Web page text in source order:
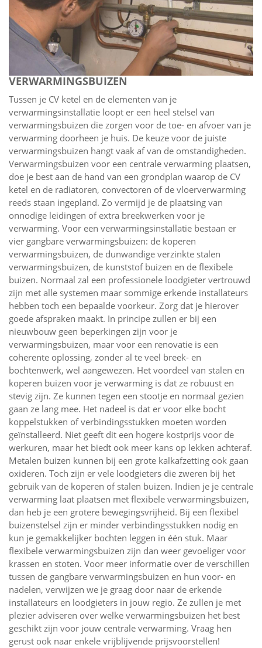
VERWARMINGSBUIZEN
Tussen je CV ketel en de elementen van je
verwarmingsinstallatie loopt er een heel stelsel van
verwarmingsbuizen die zorgen voor de toe- en afvoer van je
verwarming doorheen je huis. De keuze voor de juiste
verwarmingsbuizen hangt vaak af van de omstandigheden.
Verwarmingsbuizen voor een centrale verwarming plaatsen,
doe je best aan de hand van een grondplan waarop de CV
ketel en de radiatoren, convectoren of de vloerverwarming
reeds staan ingepland. Zo vermijd je de plaatsing van
onnodige leidingen of extra breekwerken voor je
verwarming. Voor een verwarmingsinstallatie bestaan er
vier gangbare verwarmingsbuizen: de koperen
verwarmingsbuizen, de dunwandige verzinkte stalen
verwarmingsbuizen, de kunststof buizen en de flexibele
buizen. Normaal zal een professionele loodgieter vertrouwd
zijn met alle systemen maar sommige erkende installateurs
hebben toch een bepaalde voorkeur. Zorg dat je hierover
goede afspraken maakt. In principe zullen er bij een
nieuwbouw geen beperkingen zijn voor je
verwarmingsbuizen, maar voor een renovatie is een
coherente oplossing, zonder al te veel breek- en
bochtenwerk, wel aangewezen. Het voordeel van stalen en
koperen buizen voor je verwarming is dat ze robuust en
stevig zijn. Ze kunnen tegen een stootje en normaal gezien
gaan ze lang mee. Het nadeel is dat er voor elke bocht
koppelstukken of verbindingsstukken moeten worden
geïnstalleerd. Niet geeft dit een hogere kostprijs voor de
werkuren, maar het biedt ook meer kans op lekken achteraf.
Metalen buizen kunnen bij een grote kalkafzetting ook gaan
oxideren. Toch zijn er vele loodgieters die zweren bij het
gebruik van de koperen of stalen buizen. Indien je je centrale
verwarming laat plaatsen met flexibele verwarmingsbuizen,
dan heb je een grotere bewegingsvrijheid. Bij een flexibel
buizenstelsel zijn er minder verbindingsstukken nodig en
kun je gemakkelijker bochten leggen in één stuk. Maar
flexibele verwarmingsbuizen zijn dan weer gevoeliger voor
krassen en stoten. Voor meer informatie over de verschillen
tussen de gangbare verwarmingsbuizen en hun voor- en
nadelen, verwijzen we je graag door naar de erkende
installateurs en loodgieters in jouw regio. Ze zullen je met
plezier adviseren over welke verwarmingsbuizen het best
geschikt zijn voor jouw centrale verwarming. Vraag hen
gerust ook naar enkele vrijblijvende prijsvoorstellen!